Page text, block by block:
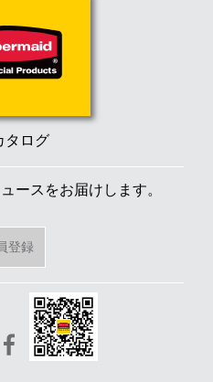
タログ
ースをお届けします。
登録